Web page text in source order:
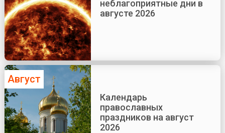
неблагоприятные дни в
августе 2026
Август
Календарь
православных
праздников на август
2026